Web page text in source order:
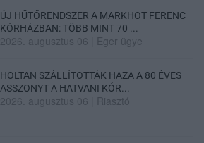
ÚJ HŰTŐRENDSZER A MARKHOT FERENC
KÓRHÁZBAN: TÖBB MINT 70 ...
2026. augusztus 06 Eger ügye
HOLTAN SZÁLLÍTOTTÁK HAZA A 80 ÉVES
ASSZONYT A HATVANI KÓR...
2026. augusztus 06 Riasztó